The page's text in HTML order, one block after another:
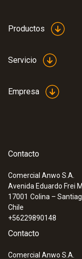
Productos
Servicio
Empresa
Contacto
Comercial Anwo S.A.
Avenida Eduardo Frei
17001 Colina –
Chile
+56229890148
Contacto
Comercial Anwo S.A.